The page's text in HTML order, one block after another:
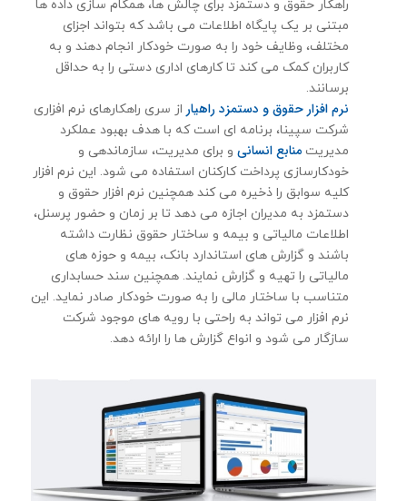
راهکار حقوق و دستمزد برای چالش ها، همگام سازی داده ها
مبتنی بر یک پایگاه اطلاعات می باشد كه بتواند اجزای
مختلف، وظایف خود را به صورت خودکار انجام دهند و به
کاربران کمک می کند تا کارهای اداری دستی را به حداقل
برسانند.
نرم افزار حقوق و دستمزد راهیار از سری راهکارهای نرم افزاری
شرکت سپینا، برنامه ای است که با هدف بهبود عملکرد
مدیریت منابع انسانیو برای مدیریت، سازماندهی و
خودکارسازی پرداخت کارکنان استفاده می شود. این نرم افزار
کلیه سوابق را ذخیره می کند همچنین نرم افزار حقوق و
دستمزد به مدیران اجازه می دهد تا بر زمان و حضور پرسنل،
اطلاعات مالیاتی و بیمه و ساختار حقوق نظارت داشته
باشند و گزارش های استاندارد بانک، بیمه و حوزه های
مالیاتی را تهیه و گزارش نمایند. همچنین سند حسابداری
متناسب با ساختار مالی را به صورت خودكار صادر نماید. این
نرم افزار می تواند به راحتی با رویه های موجود شرکت
سازگار می شود و انواع گزارش ها را ارائه دهد.